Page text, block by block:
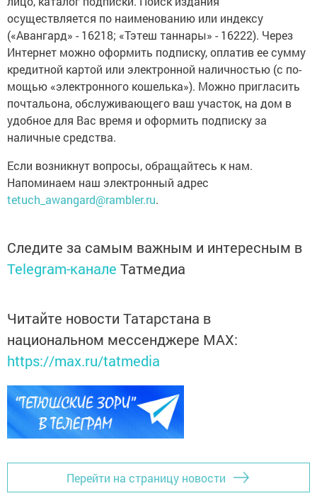
осуществляется по наименованию или индексу
(«Авангард» - 16218; «Тэтеш таннары» - 16222). Через
Интернет можно оформить подписку, оплатив ее сумму
кредитной картой или электронной наличностью (с по­
мощью «электронного кошелька»). Можно пригласить
почтальона, обслуживающего ваш участок, на дом в
удобное для Вас время и оформить подписку за
наличные средства.
Если возникнут вопросы, обращайтесь к нам.
Напоминаем наш электронный адрес
tetuch_awangard@rambler.ru.
Следите за самым важным и интересным в
Telegram-канале Татмедиа
Читайте новости Татарстана в
национальном мессенджере MАХ:
https://max.ru/tatmedia
Перейти на страницу новости